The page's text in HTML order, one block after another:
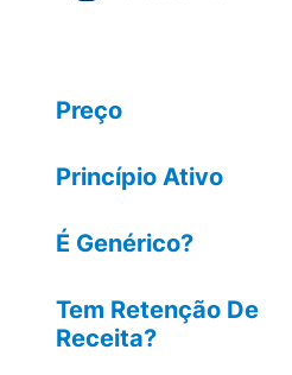
Preço
Princípio Ativo
MALEATO DE
CLORFENIRAMINA +
MALEATO DE
BRONFENIRAMINA +
CLORIDRATO DE
FENILEFRINA
É Genérico?
Tem Retenção De
Receita?